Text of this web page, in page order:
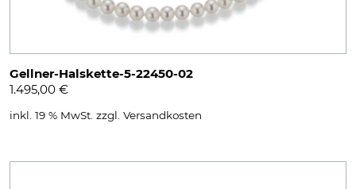
Gellner-Halskette-5-22450-02
1.495,00 €
inkl. 19 % MwSt. zzgl. Versandkosten